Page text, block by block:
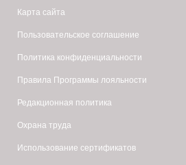
Карта сайта
Пользовательское соглашение
Политика конфиденциальности
Правила Программы лояльности
Редакционная политика
Охрана труда
Использование сертификатов